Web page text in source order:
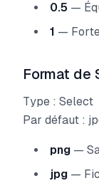
0.5 —
1 —
Format de
Type : Select
Par défaut :
png —
jpg —